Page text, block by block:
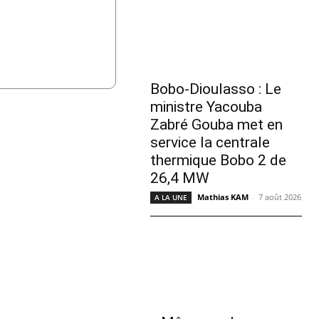
Bobo-Dioulasso : Le
ministre Yacouba
Zabré Gouba met en
service la centrale
thermique Bobo 2 de
26,4 MW
A LA UNE Mathias KAM - 7 août 2026